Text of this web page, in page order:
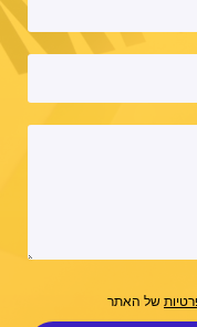
של האתר